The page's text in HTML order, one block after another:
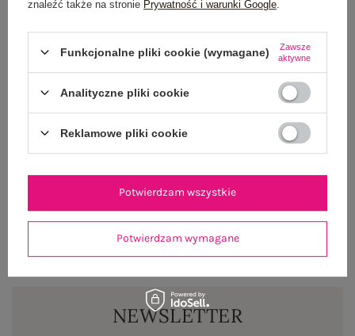
Dostępny
NEWSLETTER
znaleźć także na stronie Prywatność i warunki Google
Funkcjonalne pliki cookie (wymagane)
Zawsze
aktywne
Analityczne pliki cookie
Reklamowe pliki cookie
Potwierdzam wymagane
Potwierdzam wszystkie